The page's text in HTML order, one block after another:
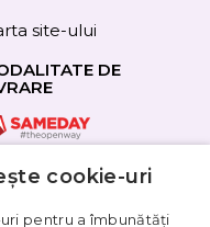
site-ului
DE
cookie-uri
pentru a îmbunătăți